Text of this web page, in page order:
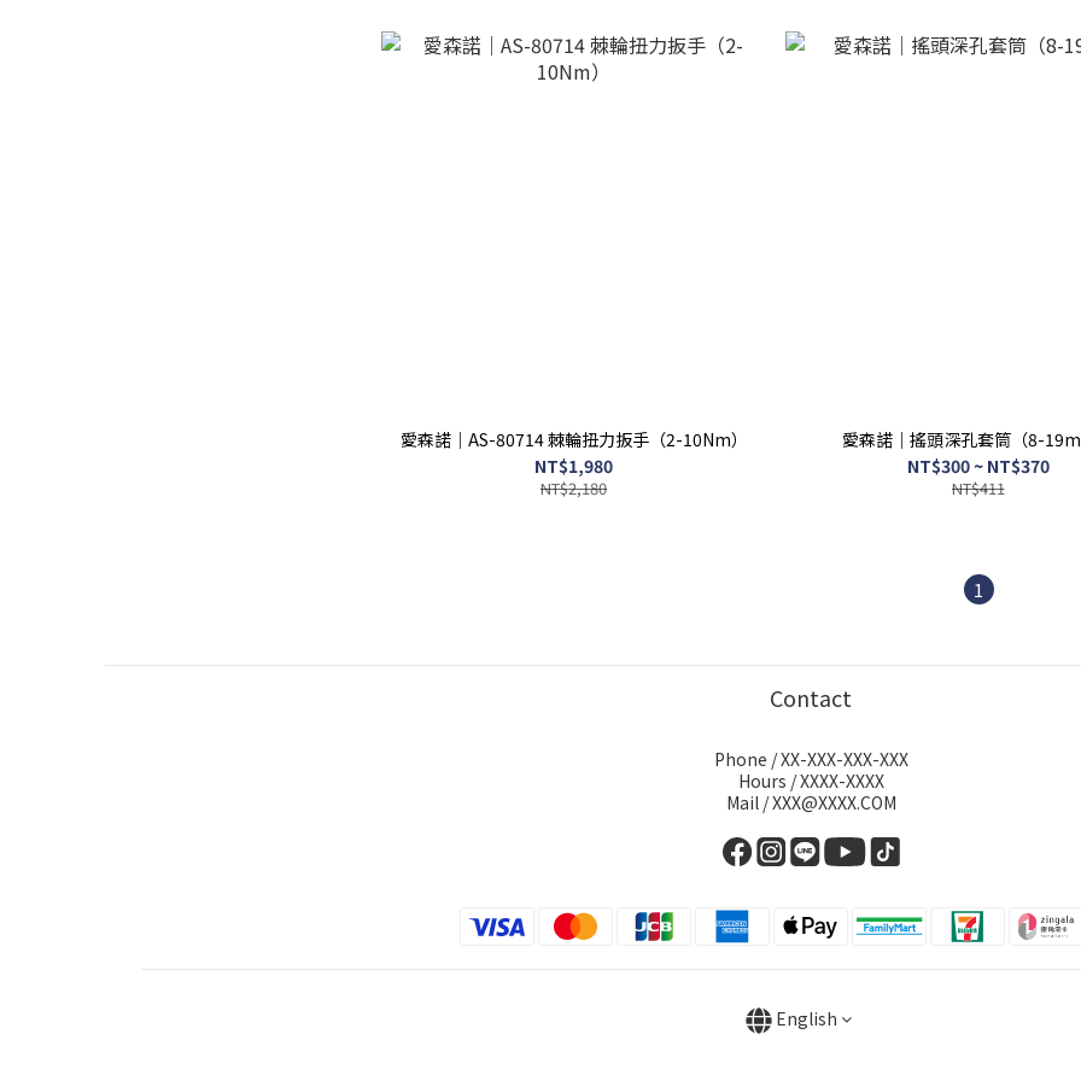
愛森諾｜AS-80714 棘輪扭力扳手（2-10Nm）
NT$1,980
NT$2,180
愛森諾｜搖頭深孔套筒（8-
NT$300 ~ NT$370
NT$411
1
Contact
Phone / XX-XXX-XXX-XXX
Hours / XXXX-XXXX
Mail / XXX@XXXX.COM
English